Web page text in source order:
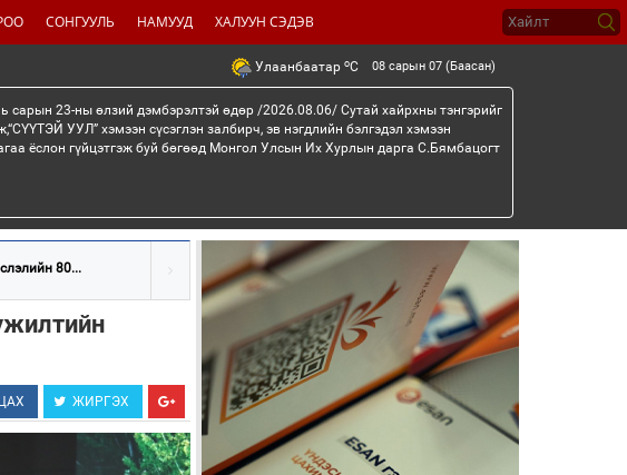
СОНГУУЛЬ НАМУУД ХАЛУУН СЭДЭВ
Улаанбаатар oC 08 сарын 07 (Баасан)
сарын 23-ны өлзий дэмбэрэлтэй өдөр /2026.08.06/ Сутай хайрхны тэнгэрийг
УУЛ” хэмээн сүсэглэн залбирч, эв нэгдлийн бэлгэдэл хэмээн
ёслон гүйцэтгэж буй бөгөөд Монгол Улсын Их Хурлын дарга С.Бямбацогт
80...
ЖИРГЭХ